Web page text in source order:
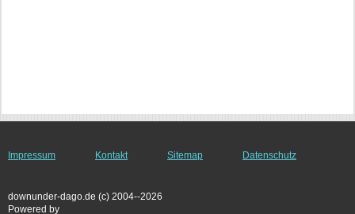
Impressum Kontakt Sitemap Datenschutz
downunder-dago.de (c) 2004--2026
Powered by